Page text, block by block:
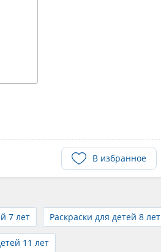
В избранное
7 лет Раскраски для детей 8 лет
11 лет